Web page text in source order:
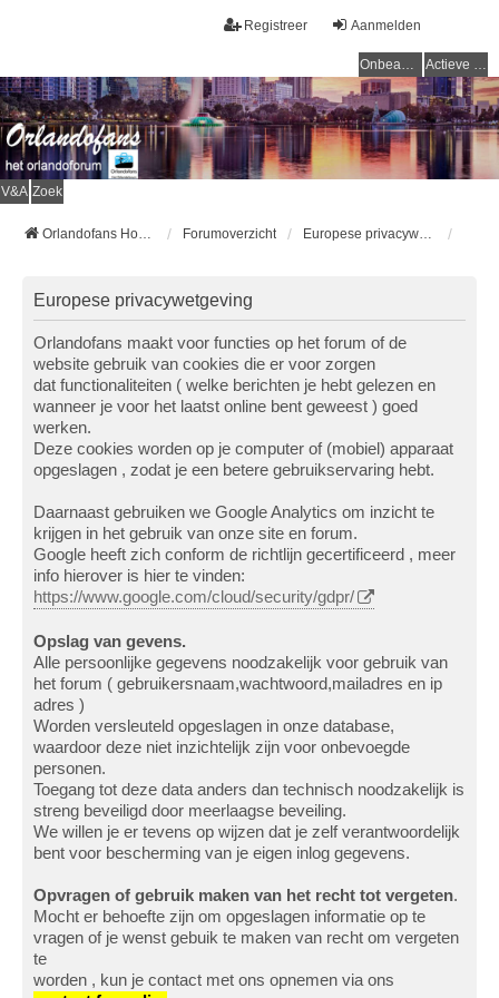
Aanmelden
Registreer
Onbeantwoorde onderwerpen Actieve onderwerpen
V&A Zoek
Orlandofans Homepage Forumoverzicht Europese privacywetgeving
Europese privacywetgeving
Orlandofans maakt voor functies op het forum of de
website gebruik van cookies die er voor zorgen
dat functionaliteiten ( welke berichten je hebt gelezen en
wanneer je voor het laatst online bent geweest ) goed
werken.
Deze cookies worden op je computer of (mobiel) apparaat
opgeslagen , zodat je een betere gebruikservaring hebt.
Daarnaast gebruiken we Google Analytics om inzicht te
krijgen in het gebruik van onze site en forum.
Google heeft zich conform de richtlijn gecertificeerd , meer
info hierover is hier te vinden:
https://www.google.com/cloud/security/gdpr/
Opslag van gevens.
Alle persoonlijke gegevens noodzakelijk voor gebruik van
het forum ( gebruikersnaam,wachtwoord,mailadres en ip
adres )
Worden versleuteld opgeslagen in onze database,
waardoor deze niet inzichtelijk zijn voor onbevoegde
personen.
Toegang tot deze data anders dan technisch noodzakelijk is
streng beveiligd door meerlaagse beveiling.
We willen je er tevens op wijzen dat je zelf verantwoordelijk
bent voor bescherming van je eigen inlog gegevens.
Opvragen of gebruik maken van het recht tot vergeten.
Mocht er behoefte zijn om opgeslagen informatie op te
vragen of je wenst gebuik te maken van recht om vergeten
te
worden , kun je contact met ons opnemen via ons